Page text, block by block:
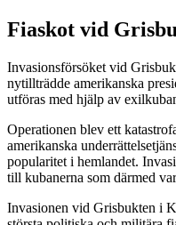
Fiaskot vid
Invasionsförsöket vid
nytillträdde amerikanska
utföras med hjälp av
Operationen blev ett
amerikanska
popularitet i hemlandet.
till kubanerna som därmed
Invasionen vid Grisbukten i